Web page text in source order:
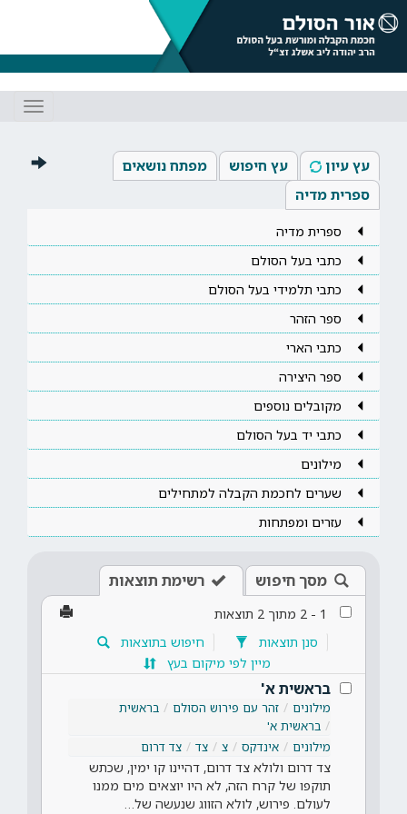
עץ עיון עץ חיפוש
מפתח נושאים
ספרית מדיה
ספרית מדיה
כתבי בעל הסולם
כתבי תלמידי בעל הסולם
ספר הזהר
כתבי הארי
ספר היצירה
מקובלים נוספים
כתבי יד בעל הסולם
מילונים
שערים לחכמת הקבלה למתחילים
עזרים ומפתחות
מסך חיפוש רשימת תוצאות
1
-
2 מתוך 2 תוצאות
סנן תוצאות
חיפוש בתוצאות
מיין לפי מיקום בעץ
בראשית א'
מילונים זהר עם פירוש הסולם
בראשית
בראשית א'
מילונים
אינדקס צ צד צד דרום
צד דרום ולולא צד דרום, דהיינו קו ימין, שכתש
תוקפו של קרח הזה, לא היו יוצאים מים ממנו
לעולם. פירוש, לולא הזווג שנעשה של…